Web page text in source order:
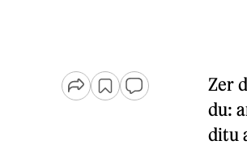
Zer
du:
ditu